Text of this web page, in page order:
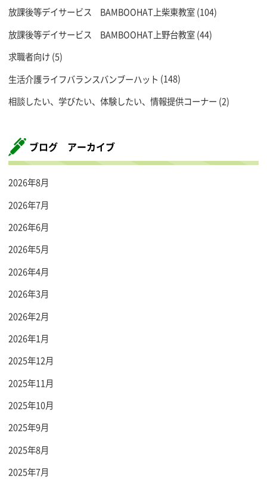
放課後等デイサービス BAMBOOHAT上柴東教室(104)
放課後等デイサービス BAMBOOHAT上野台教室(44)
求職者向け(5)
生活介護ライフバランスバンブーハット (148)
相談したい、学びたい、体験したい、情報提供コーナー (2)
ブログ アーカイブ
2026年8月
2026年7月
2026年6月
2026年5月
2026年4月
2026年3月
2026年2月
2026年1月
2025年12月
2025年11月
2025年10月
2025年9月
2025年8月
2025年7月